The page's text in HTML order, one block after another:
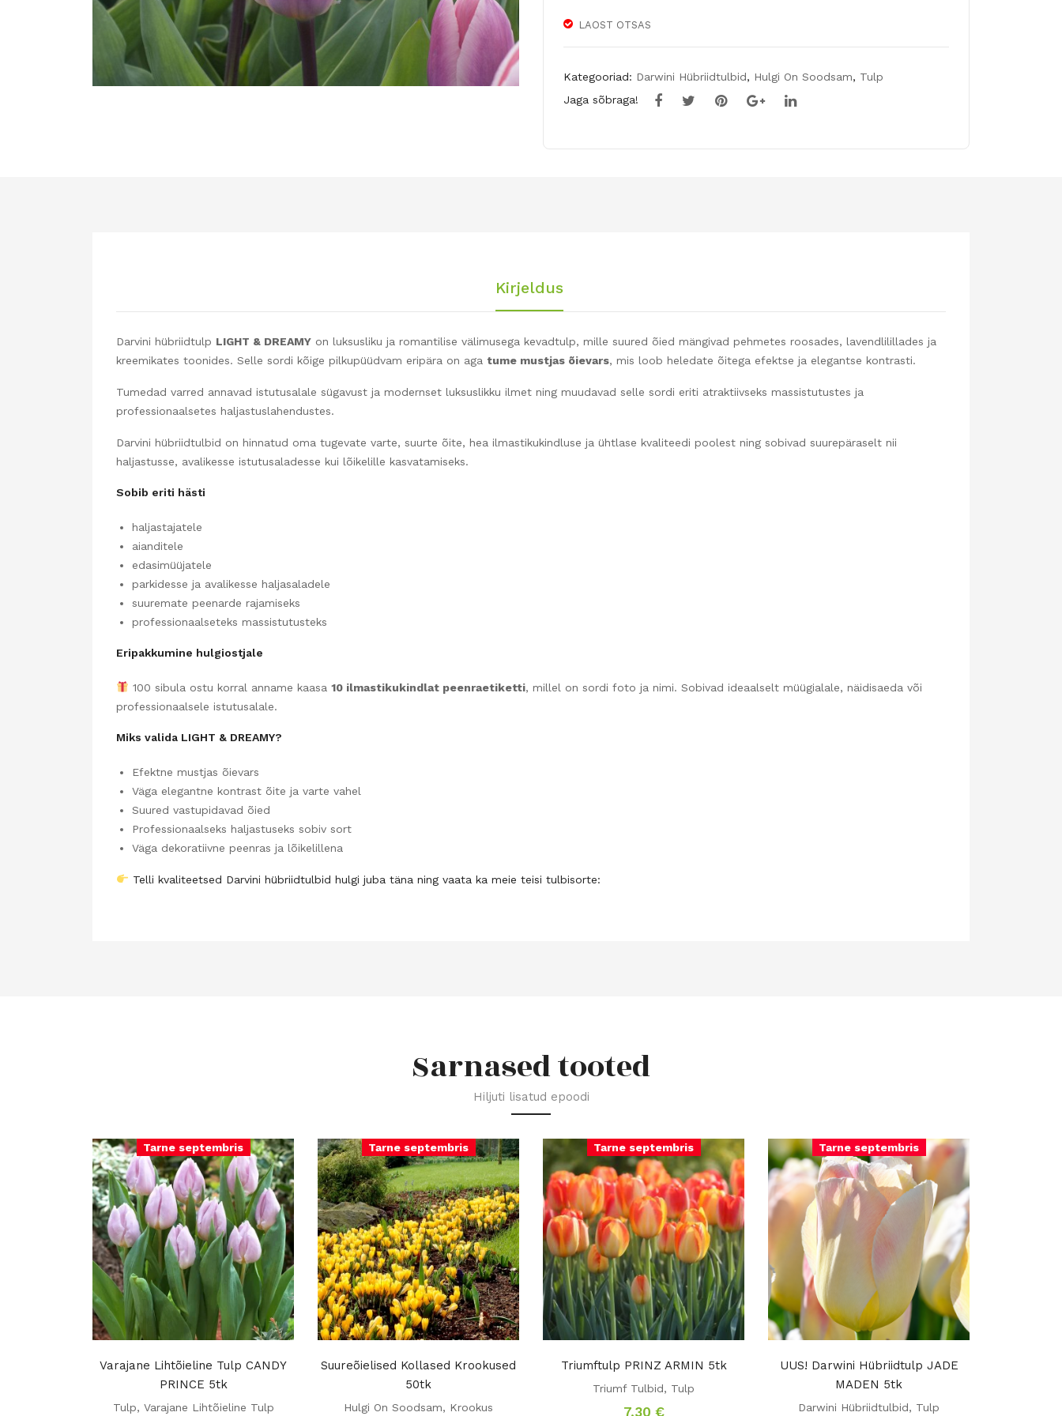
LAOST OTSAS
Kategooriad: Darwini Hübriidtulbid, Hulgi On Soodsam, Tulp
Jaga sõbraga!
Kirjeldus
Darvini hübriidtulp LIGHT & DREAMY on luksusliku ja romantilise välimusega kevadtulp, mille suured õied mängivad pehmetes roosades, lavendlilillades ja
kreemikates toonides. Selle sordi kõige pilkupüüdvam eripära on aga tume mustjas õievars, mis loob heledate õitega efektse ja elegantse kontrasti.
Tumedad varred annavad istutusalale sügavust ja modernset luksuslikku ilmet ning muudavad selle sordi eriti atraktiivseks massistutustes ja
professionaalsetes haljastuslahendustes.
Darvini hübriidtulbid on hinnatud oma tugevate varte, suurte õite, hea ilmastikukindluse ja ühtlase kvaliteedi poolest ning sobivad suurepäraselt nii
haljastusse, avalikesse istutusaladesse kui lõikelille kasvatamiseks.
Sobib eriti hästi
haljastajatele
aianditele
edasimüüjatele
parkidesse ja avalikesse haljasaladele
suuremate peenarde rajamiseks
professionaalseteks massistutusteks
Eripakkumine hulgiostjale
100 sibula ostu korral anname kaasa 10 ilmastikukindlat peenraetiketti, millel on sordi foto ja nimi. Sobivad ideaalselt müügialale, näidisaeda või
professionaalsele istutusalale.
Miks valida LIGHT & DREAMY?
Efektne mustjas õievars
Väga elegantne kontrast õite ja varte vahel
Suured vastupidavad õied
Professionaalseks haljastuseks sobiv sort
Väga dekoratiivne peenras ja lõikelillena
Telli kvaliteetsed Darvini hübriidtulbid hulgi juba täna ning vaata ka meie teisi tulbisorte:
Sarnased tooted
Hiljuti lisatud epoodi
Tarne septembris
Varajane Lihtõieline Tulp CANDY
PRINCE 5tk
Tulp, Varajane Lihtõieline Tulp
Tarne septembris
Suureõielised Kollased Krookused
50tk
Hulgi On Soodsam, Krookus
Tarne septembris
Triumftulp PRINZ ARMIN 5tk
Triumf Tulbid, Tulp
7,30 €
Tarne septembris
UUS! Darwini Hübriidtulp JADE
MADEN 5tk
Darwini Hübriidtulbid, Tulp